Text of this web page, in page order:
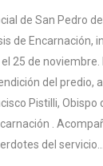
de San Pedro del
de Encarnación,
25 de noviembre.
del predio,
Pistilli, Obispo
.
del servicio...